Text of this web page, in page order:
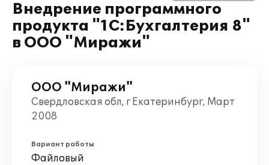
Внедрение программного
продукта "1С:Бухгалтерия 8"
в ООО "Миражи"
ООО "Миражи"
Свердловская обл, г Екатеринбург, Март
2008
Вариант работы
Файловый